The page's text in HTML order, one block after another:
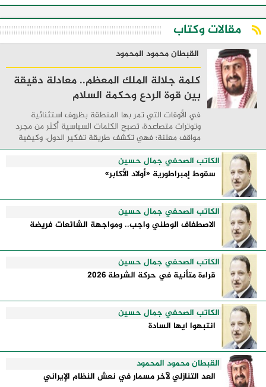
مقالات وكتاب
القبطان محمود المحمود
كلمة جلالة الملك المعظم.. معادلة دقيقة
بين قوة الردع وحكمة السلام
في الأوقات التي تمر بها المنطقة بظروف استثنائية
وتوترات متصاعدة، تصبح الكلمات السياسية أكثر من مجرد
مواقف معلنة؛ فهي تكشف طريقة تفكير الدول، وكيفية
إدارتها للأزمات، والحدود التي تفصل بين القوة ...
الكاتب الصحفي جمال حسين
سقوط إمبراطورية «أولاد الأكابر»
الكاتب الصحفي جمال حسين
الاصطفاف الوطني واجب.. ومواجهة الشائعات فريضة
الكاتب الصحفي جمال حسين
قراءة متأنية في حركة الشرطة 2026
الكاتب الصحفي جمال حسين
انتبهوا ايها السادة
القبطان محمود المحمود
العد التنازلي لآخر مسمار في نعش النظام الإيراني